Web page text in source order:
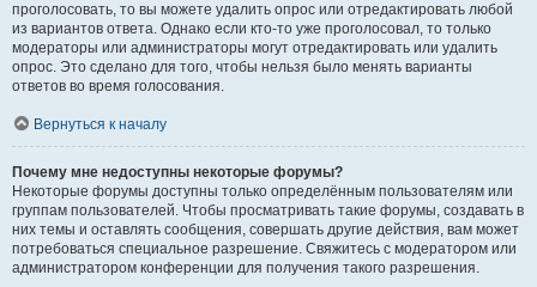
проголосовать, то вы можете удалить опрос или отредактировать любой
из вариантов ответа. Однако если кто-то уже проголосовал, то только
модераторы или администраторы могут отредактировать или удалить
опрос. Это сделано для того, чтобы нельзя было менять варианты
ответов во время голосования.
Вернуться к началу
Почему мне недоступны некоторые форумы?
Некоторые форумы доступны только определённым пользователям или
группам пользователей. Чтобы просматривать такие форумы, создавать в
них темы и оставлять сообщения, совершать другие действия, вам может
потребоваться специальное разрешение. Свяжитесь с модератором или
администратором конференции для получения такого разрешения.